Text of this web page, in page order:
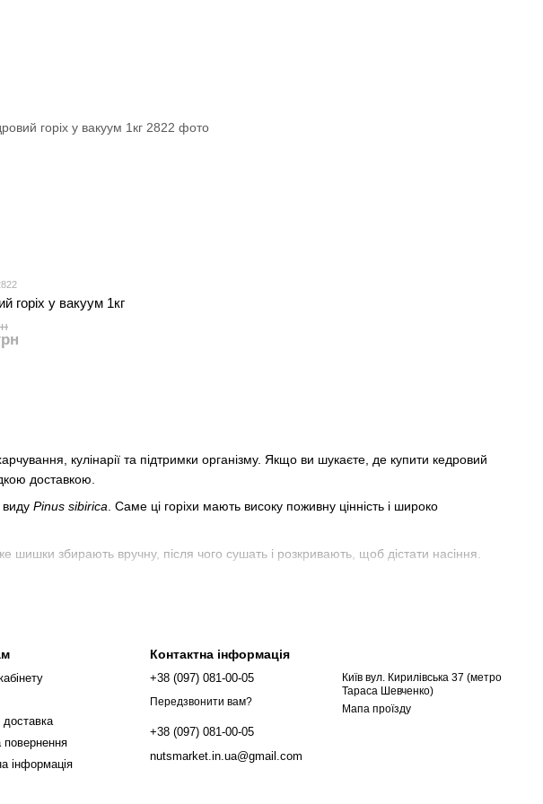
горіх у вакуум 1кг
кулінарії та підтримки організму. Якщо ви шукаєте, де купити кедровий
доставкою.
виду Pinus sibirica. Саме ці горіхи мають високу поживну цінність і широко
шишки збирають вручну, після чого сушать і розкривають, щоб дістати насіння.
доставка
повернення
інформація
Контактна інформація
+38 (097) 081-00-05
Передзвонити вам?
+38 (097) 081-00-05
nutsmarket.in.ua@gmail.com
Київ вул. Кирилівська 37 (метро
Тараса Шевченко)
Мапа проїзду